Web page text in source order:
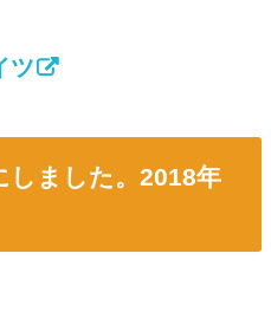
ツ
しました。2018年